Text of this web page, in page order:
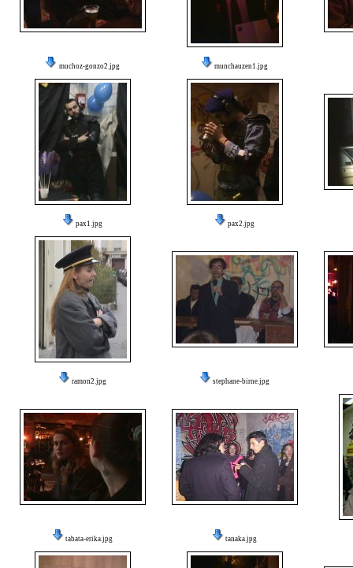
muchoz-gonzo2.jpg munchauzen1.jpg
pax1.jpg pax2.jpg
ramon2.jpg stephane-birne.jpg
tabata-erika.jpg tanaka.jpg